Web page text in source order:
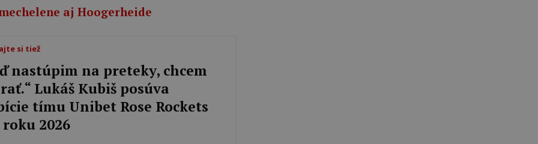
aj Hoogerheide
si tiež
nastúpim na preteky, chcem
Lukáš Kubiš posúva
tímu Unibet Rose Rockets
2026